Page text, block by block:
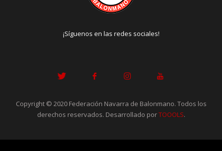
¡Síguenos en las redes sociales!
Copyright © 2020 Federación Navarra de Balonmano. Todos los
derechos reservados. Desarrollado porTOOOLS.